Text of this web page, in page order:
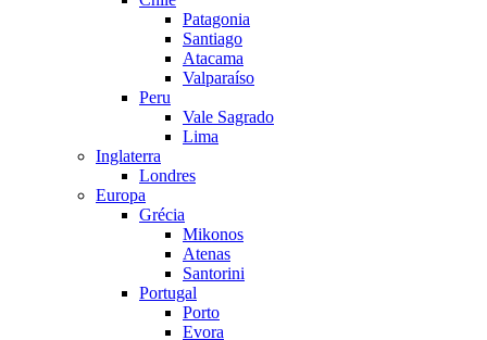
Patagonia
Santiago
Atacama
Valparaíso
Peru
Vale Sagrado
Lima
Inglaterra
Londres
Europa
Grécia
Mikonos
Atenas
Santorini
Portugal
Porto
Evora